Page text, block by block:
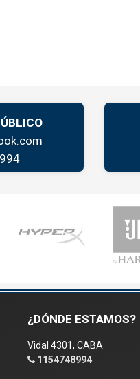
¿DÓNDE ESTAMOS?
Vidal 4301, CABA
1154748994